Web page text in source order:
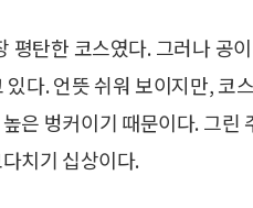
평탄한 코스였다. 그러나 공
다. 언뜻 쉬워 보이지만, 코
은 벙커이기 때문이다. 그
치기 십상이다.